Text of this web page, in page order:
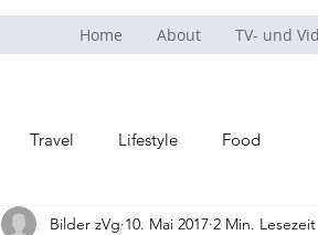
Home About TV- und
Travel Lifestyle Food
Bilder zVg 10. Mai 2017 2 Min. Lesezeit